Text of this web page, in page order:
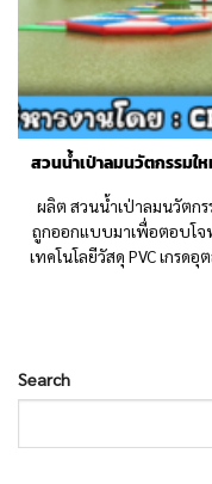
สวนน้ำเป่าลมนวัตกรรมใ
ผลิต สวนน้ำเป่าลมนวัตกร
ถูกออกแบบมาเพื่อตอบโจ
เทคโนโลยีวัสดุ PVC เกรด
Search